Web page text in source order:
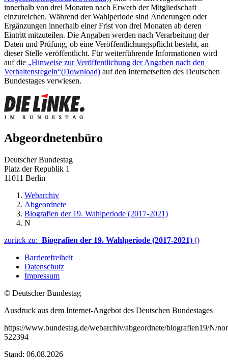
innerhalb von drei Monaten nach Erwerb der Mitgliedschaft
einzureichen. Während der Wahlperiode sind Änderungen oder
Ergänzungen innerhalb einer Frist von drei Monaten ab deren
Eintritt mitzuteilen. Die Angaben werden nach Verarbeitung der
Daten und Prüfung, ob eine Veröffentlichungspflicht besteht, an
dieser Stelle veröffentlicht. Für weiterführende Informationen wird
auf die „Hinweise zur Veröffentlichung der Angaben nach den
Verhaltensregeln“(Download) auf den Internetseiten des Deutschen
Bundestages verwiesen.
Abgeordnetenbüro
Deutscher Bundestag
Platz der Republik 1
11011 Berlin
Webarchiv
Abgeordnete
Biografien der 19. Wahlperiode (2017-2021)
N
zurück zu: Biografien der 19. Wahlperiode (2017-2021) ()
Barrierefreiheit
Datenschutz
Impressum
© Deutscher Bundestag
Ausdruck aus dem Internet-Angebot des Deutschen Bundestages
https://www.bundestag.de/webarchiv/abgeordnete/biografien19/N/
522394
Stand: 06.08.2026